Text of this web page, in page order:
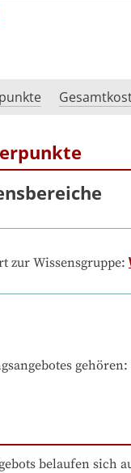
zur Wissensgruppe:
gehören:
belaufen sich